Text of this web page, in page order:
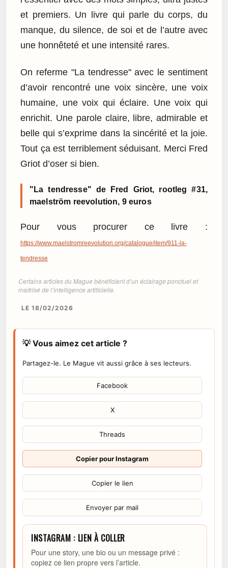
et premiers. Un livre qui parle du corps, du
manque, du silence, de soi et de l’autre avec
une honnêteté et une intensité rares.
On referme "La tendresse" avec le sentiment
d’avoir rencontré une voix sincère, une voix
humaine, une voix qui éclaire. Une voix qui
enrichit. Une parole claire, libre, admirable et
belle qui s’exprime dans la sincérité et la joie.
Tout ça est terriblement séduisant. Merci Fred
Griot d’oser si bien.
"La tendresse" de Fred Griot, rootleg #31,
maelström reevolution, 9 euros
Pour vous procurer ce livre :
https://www.maelstromreevolution.org/catalogue/item/911-la-
tendresse
Certains articles du Mague bénéficient d’un éclairage ponctuel et
maîtrisé de l’intelligence artificielle.
LE 18/02/2026
💡 Vous aimez cet article ?
Partagez-le. Le Mague vit aussi grâce à ses lecteurs.
Facebook
X
Threads
Copier pour Instagram
Copier le lien
Envoyer par mail
INSTAGRAM : LIEN À COLLER
Pour une story, une bio ou un message privé :
copiez ce lien propre vers l’article.